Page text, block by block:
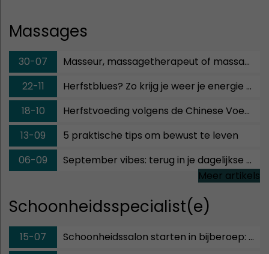
Massages
30-07
Masseur, massagetherapeut of massagoloog: wat is het verschil?
22-11
Herfstblues? Zo krijg je weer je energie terug!
18-10
Herfstvoeding volgens de Chinese Voedingsleer
13-09
5 praktische tips om bewust te leven
06-09
September vibes: terug in je dagelijkse ritme!
Meer artikels
Schoonheidsspecialist(e)
15-07
Schoonheidssalon starten in bijberoep: checklist!